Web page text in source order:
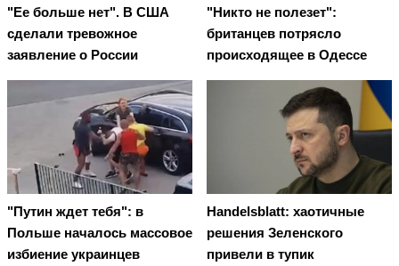
"Ее больше нет". В США
сделали тревожное
заявление о России
"Никто не полезет":
британцев потрясло
происходящее в Одессе
"Путин ждет тебя": в
Польше началось массовое
избиение украинцев
Handelsblatt: хаотичные
решения Зеленского
привели в тупик